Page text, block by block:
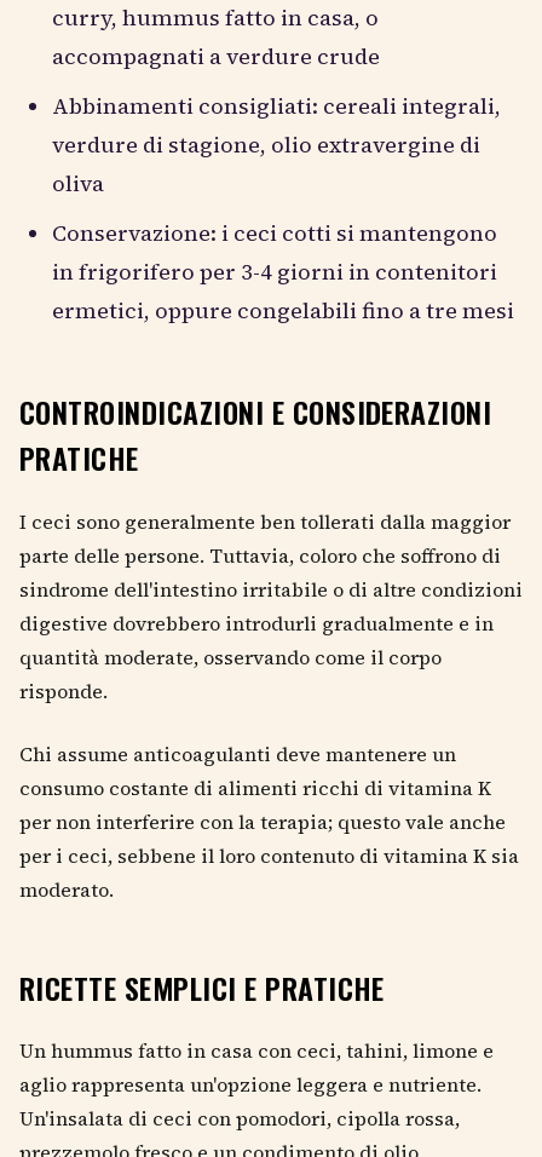
curry, hummus fatto in casa, o
accompagnati a verdure crude
Abbinamenti consigliati: cereali integrali,
verdure di stagione, olio extravergine di
oliva
Conservazione: i ceci cotti si mantengono
in frigorifero per 3-4 giorni in contenitori
ermetici, oppure congelabili fino a tre mesi
CONTROINDICAZIONI E CONSIDERAZIONI
PRATICHE
I ceci sono generalmente ben tollerati dalla maggior
parte delle persone. Tuttavia, coloro che soffrono di
sindrome dell'intestino irritabile o di altre condizioni
digestive dovrebbero introdurli gradualmente e in
quantità moderate, osservando come il corpo
risponde.
Chi assume anticoagulanti deve mantenere un
consumo costante di alimenti ricchi di vitamina K
per non interferire con la terapia; questo vale anche
per i ceci, sebbene il loro contenuto di vitamina K sia
moderato.
RICETTE SEMPLICI E PRATICHE
Un hummus fatto in casa con ceci, tahini, limone e
aglio rappresenta un'opzione leggera e nutriente.
Un'insalata di ceci con pomodori, cipolla rossa,